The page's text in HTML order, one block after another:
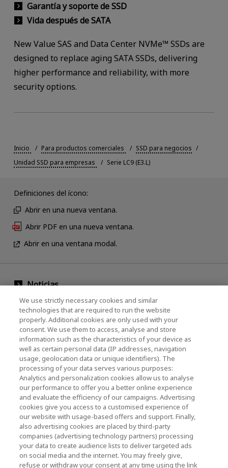
Garantía y soporte de SSD
Vida después de SATA
New Value SAS and Data Center NVMe™ SSDs are
designed to replace aging SATA SSDs, delivering
higher performance and reliability, with more
security options.
Inicio Para productos comerciales
SSD para negocios
Unidad SSD para empresas
Serie LC9 (E3.L)
Definiciones del ícono:
Abrir en una nueva ventana.
Abrir PDF en una nueva ventana.
Abrir en una ventana modal.
Noticias
Evento
Comuníquese con nosotros
KIOXIA Holdings Corporation (Corporativo /
Relaciones con Inversores)
Página de inicio de KIOXIA Holdings
Corporation
Relaciones con Inversores
We use strictly necessary cookies and similar
technologies that are required to run the website
properly. Additional cookies are only used with your
consent. We use them to access, analyse and store
information such as the characteristics of your device as
well as certain personal data (IP addresses, navigation
usage, geolocation data or unique identifiers). The
processing of your data serves various purposes:
Analytics and personalization cookies allow us to analyse
our performance to offer you a better online experience
and evaluate the efficiency of our campaigns. Advertising
cookies give you access to a customised experience of
our website with usage-based offers and support. Finally,
also advertising cookies are placed by third-party
companies (advertising technology partners) processing
your data to create audience lists to deliver targeted ads
on social media and the internet. You may freely give,
refuse or withdraw your consent at any time using the link